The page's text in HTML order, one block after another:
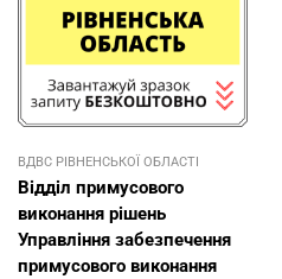
ВДВС РІВНЕНСЬКОЇ ОБЛАСТІ
Відділ примусового
виконання рішень
Управління забезпечення
примусового виконання